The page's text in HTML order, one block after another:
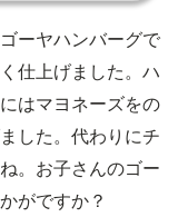
ーヤハンバーグで
仕上げました。ハ
はマヨネーズをの
した。代わりにチ
。お子さんのゴー
がですか？